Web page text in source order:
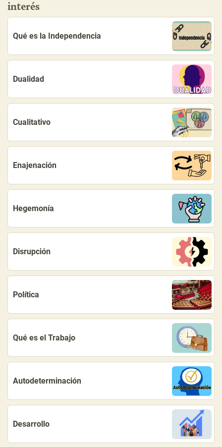
interés
Qué es la Independencia
Dualidad
Cualitativo
Enajenación
Hegemonía
Disrupción
Política
Qué es el Trabajo
Autodeterminación
Desarrollo